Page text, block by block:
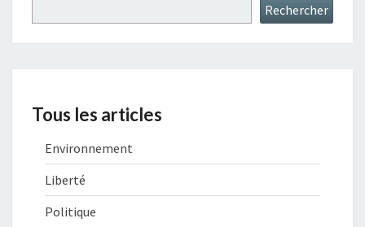
Rechercher
Tous les articles
Environnement
Liberté
Politique